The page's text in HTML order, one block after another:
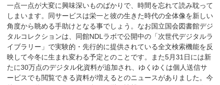
一点一点が大変に興味深いものばかりで、時間を忘れて読み耽って
しまいます。同サービスは栄一と彼の生きた時代の全体像を新しい
角度から眺める手助けとなる事でしょう。なお国立国会図書館デジ
タルコレクションは、同館NDLラボで公開中の「次世代デジタルラ
イブラリー」で実験的・先行的に提供されている全文検索機能を反
映して今冬に生まれ変わる予定とのことです。また5月31日には新
たに30万点のデジタル化資料が追加され、ゆくゆくは個人送信サ
ービスでも閲覧できる資料が増えるとのニュースがありました。今